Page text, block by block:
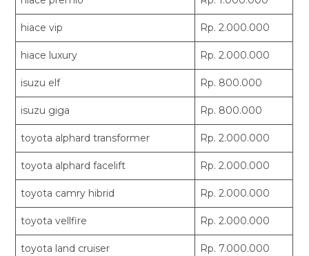
hiace vip Rp. 2.000.000
hiace luxury Rp. 2.000.000
isuzu elf Rp. 800.000
isuzu giga Rp. 800.000
toyota alphard transformer Rp. 2.000.000
toyota alphard facelift Rp. 2.000.000
toyota camry hibrid Rp. 2.000.000
toyota vellfire Rp. 2.000.000
toyota land cruiser Rp. 7.000.000